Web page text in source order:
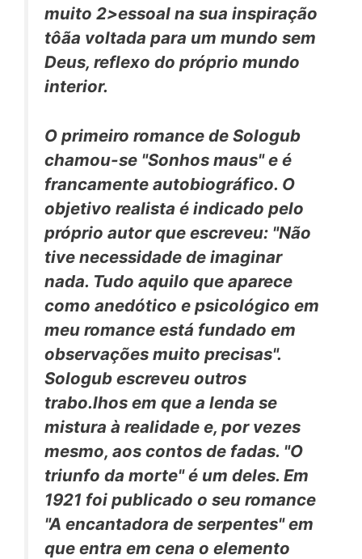
muito 2>essoal na sua inspiração
tôãa voltada para um mundo sem
Deus, reflexo do próprio mundo
interior.
O primeiro romance de Sologub
chamou-se "Sonhos maus" e é
francamente autobiográfico. O
objetivo realista é indicado pelo
próprio autor que escreveu: "Não
tive necessidade de imaginar
nada. Tudo aquilo que aparece
como anedótico e psicológico em
meu romance está fundado em
observações muito precisas".
Sologub escreveu outros
trabo.lhos em que a lenda se
mistura à realidade e, por vezes
mesmo, aos contos de fadas. "O
triunfo da morte" é um deles. Em
1921 foi publicado o seu romance
"A encantadora de serpentes" em
que entra em cena o elemento